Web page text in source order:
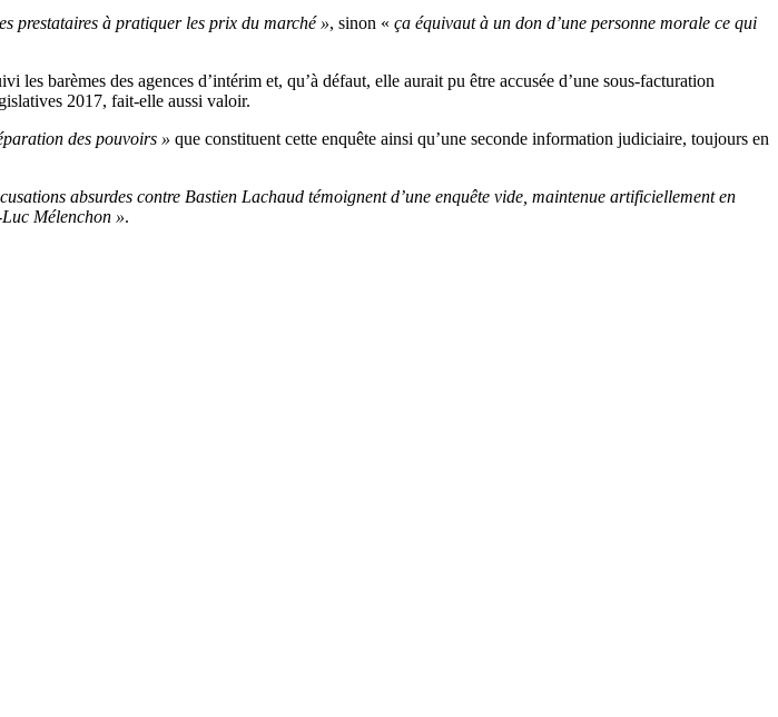
prestataires à pratiquer les prix du marché », sinon « ça équivaut à un don d’une personne morale ce qui
barèmes des agences d’intérim et, qu’à défaut, elle aurait pu être accusée d’une sous-facturation
2017, fait-elle aussi valoir.
des pouvoirs » que constituent cette enquête ainsi qu’une seconde information judiciaire, toujours en
absurdes contre Bastien Lachaud témoignent d’une enquête vide, maintenue artificiellement en
Mélenchon ».